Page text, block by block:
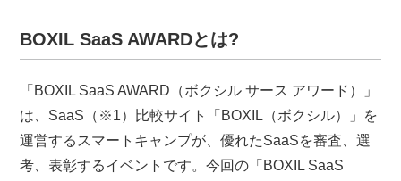
BOXIL SaaS AWARDとは?
「BOXIL SaaS AWARD（ボクシル サース アワード）」
は、SaaS（※1）比較サイト「BOXIL（ボクシル）」を
運営するスマートキャンプが、優れたSaaSを審査、選
考、表彰するイベントです。今回の「BOXIL SaaS